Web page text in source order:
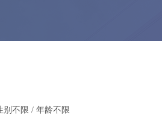
别不限 / 年龄不限